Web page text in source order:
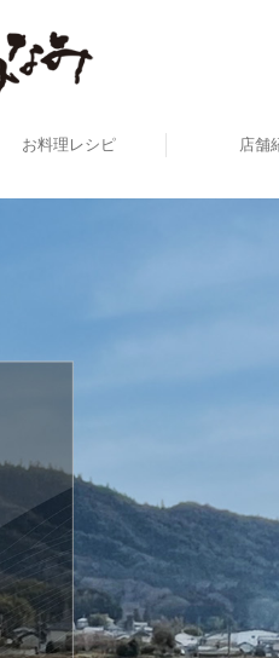
お料理レシピ
冷たいそうめん
温かいそうめん
冷たい太麺・うどん
温かい太麺・うどん
冷たいそば
温かいそば
店舗
周辺ス